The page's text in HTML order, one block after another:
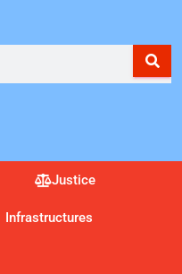
Justice
Infrastructures